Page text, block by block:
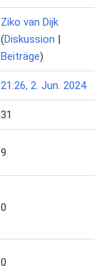
Ziko van Dijk
(Diskussion |
Beiträge)
21:26, 2. Jun. 2024
31
9
0
0